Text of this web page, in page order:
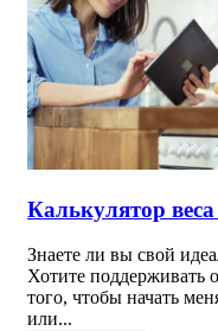
Калькулятор
Знаете ли вы свой
Хотите поддерживать
того, чтобы начать
или...